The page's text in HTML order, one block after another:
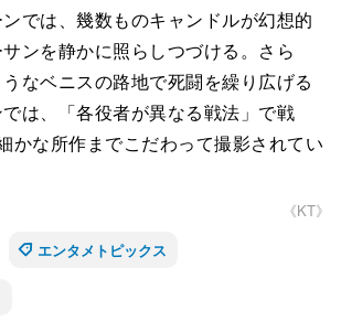
では、幾数ものキャンドルが幻想的
ンを静かに照らしつづける。さら
なベニスの路地で死闘を繰り広げる
は、「各役者が異なる戦法」で戦
かな所作までこだわって撮影されてい
《KT》
エンタメトピックス